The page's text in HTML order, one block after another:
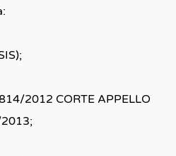
2012 CORTE APPELLO